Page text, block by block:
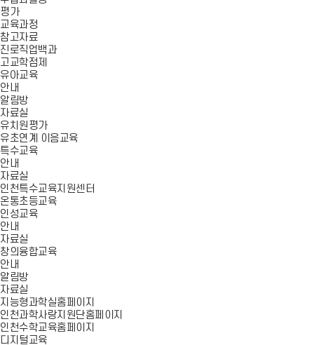
평가
교육과정
참고자료
진로직업백과
고교학점제
유아교육
안내
알림방
자료실
유치원평가
유초연계 이음교육
특수교육
안내
자료실
인천특수교육지원센터
온통초등교육
인성교육
안내
자료실
창의융합교육
안내
알림방
자료실
지능형과학실홈페이지
인천과학사랑지원단홈페이지
인천수학교육홈페이지
디지털교육